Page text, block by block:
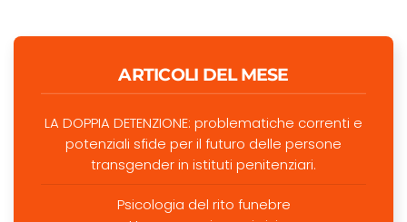
ARTICOLI DEL MESE
LA DOPPIA DETENZIONE: problematiche correnti e
potenziali sfide per il futuro delle persone
transgender in istituti penitenziari.
Psicologia del rito funebre